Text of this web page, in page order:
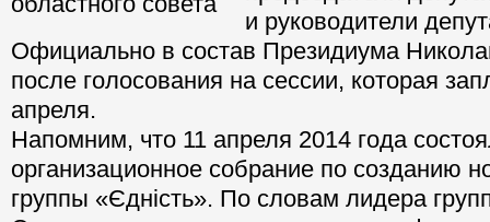
и руководители
Официально в состав Президиума
после голосования на сессии, которая
апреля.
Напомним, что 11 апреля 2014 года
организационное собрание по созданию
группы «Єдність». По словам лидера